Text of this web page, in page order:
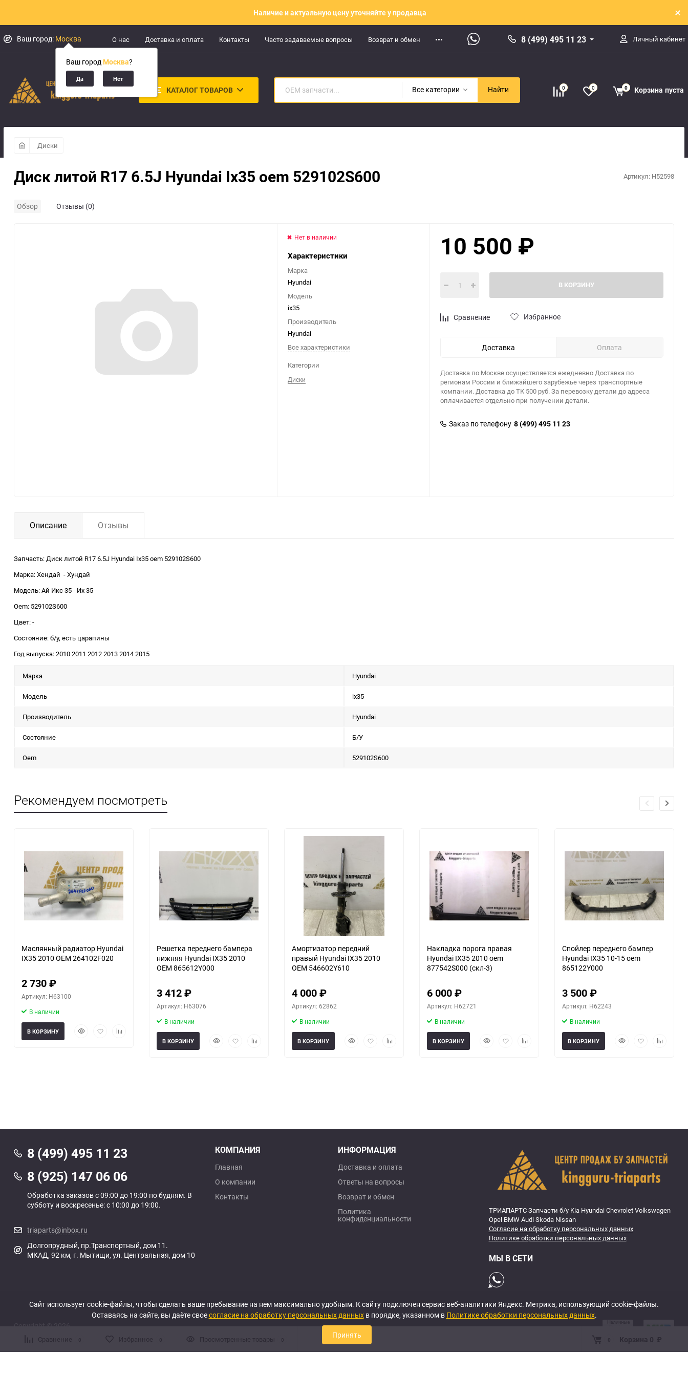
Наличие и актуальную цену уточняйте у продавца
Ваш город: Москва
Ваш город Москва?
О нас Доставка и оплата Контакты Часто задаваемые вопросы Возврат и обмен 8 (499) 495 11 23 Личный кабинет
КАТАЛОГ ТОВАРОВ Все категории Найти 0 0 0 Корзина пуста
Диски
Диск литой R17 6.5J Hyundai Ix35 oem 529102S600 Артикул: H52598
Обзор Отзывы (0)
Нет в наличии
Характеристики
Марка
Hyundai
Модель
ix35
Производитель
Hyundai
Все характеристики
Категории
Диски
10 500 ₽
В КОРЗИНУ
Сравнение Избранное
Доставка Оплата
Доставка по Москве осуществляется ежедневно Доставка по
регионам России и ближайшего зарубежье через транспортные
компании. Доставка до ТК 500 руб. За перевозку детали до адреса
оплачивается отдельно при получении детали.
Заказ по телефону 8 (499) 495 11 23
Описание Отзывы
Запчасть: Диск литой R17 6.5J Hyundai Ix35 oem 529102S600
Марка: Хендай - Хундай
Модель: Ай Икс 35 - Их 35
Oem: 529102S600
Цвет: -
Состояние: б/у, есть царапины
Год выпуска: 2010 2011 2012 2013 2014 2015
Марка Hyundai
Модель ix35
Производитель Hyundai
Состояние Б/У
Oem 529102S600
Рекомендуем посмотреть
Маслянный радиатор Hyundai
IX35 2010 OEM 264102F020
2 730₽
Артикул: H63100
В наличии
БыстрыйДобавитьДобавить
В КОРЗИНУ
Решетка переднего бампера
нижняя Hyundai IX35 2010
OEM 865612Y000
3 412₽
Артикул: H63076
В наличии
БыстрыйДобавитьДобавить
В КОРЗИНУ
еще 1 фото
Амортизатор передний
правый Hyundai IX35 2010
OEM 546602Y610
4 000₽
Артикул: 62862
В наличии
БыстрыйДобавитьДобавить
В КОРЗИНУ
Накладка порога правая
Hyundai IX35 2010 oem
877542S000 (скл-3)
6 000₽
Артикул: H62721
В наличии
БыстрыйДобавитьДобавить
В КОРЗИНУ
еще 1 фото
Спойлер переднего бампер
Hyundai IX35 10-15 oem
865122Y000
3 500₽
Артикул: H62243
В наличии
БыстрыйДобавитьДобавить
В КОРЗИНУ
8 (499) 495 11 23
8 (925) 147 06 06
Обработка заказов с 09:00 до 19:00 по будням. В
субботу и воскресенье: с 10:00 до 19:00.
triaparts@inbox.ru
Долгопрудный, пр.Транспортный, дом 11.
МКАД, 92 км, г. Мытищи, ул. Центральная, дом 10
КОМПАНИЯ
Главная
О компании
Контакты
ИНФОРМАЦИЯ
Доставка и оплата
Ответы на вопросы
Возврат и обмен
Политика
конфиденциальности
ТРИАПАРТС Запчасти б/у Kia Hyundai Chevrolet Volkswagen
Opel BMW Audi Skoda Nissan
Согласие на обработку персональных данных
Политике обработки персональных данных
МЫ В СЕТИ
Сравнение 0 Избранное 0 Просмотренные товары 0 0 Корзина 0 ₽
Сайт использует cookie-файлы, чтобы сделать ваше пребывание на нем максимально удобным. К cайту подключен сервис веб-аналитики Яндекс. Метрика, использующий cookie-файлы.
Оставаясь на сайте, вы даёте своесогласие на обработку персональных данныхв порядке, указанном в Политике обработки персональных данных.
Принять